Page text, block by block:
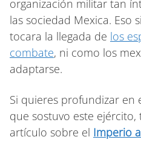
organización militar tan
las sociedad Mexica. Eso
tocara la llegada de los
combate, ni como los
adaptarse.
Si quieres profundizar en
que sostuvo este
artículo sobre el Imperio